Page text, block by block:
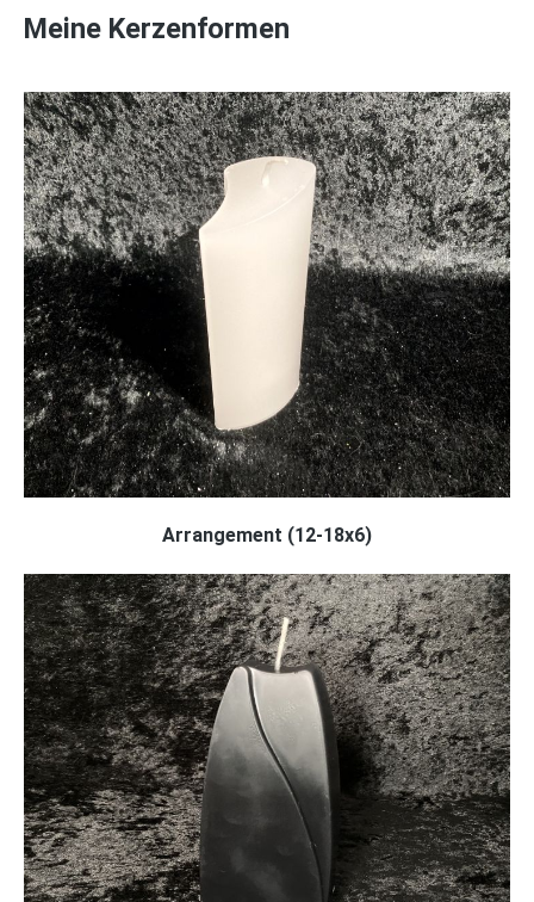
Meine Kerzenformen
Arrangement (12-18x6)